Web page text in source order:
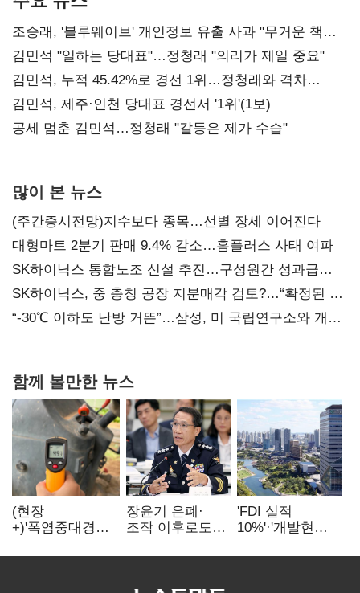
조승래, '블루웨이브' 개인정보 유출 사과 "무거운 책임
통감"
김민석 "일하는 당대표"…정청래 "의리가 제일 중요"
김민석, 누적 45.42%로 경선 1위…정청래와 격차
0.86%p(2보)
김민석, 제주·인천 당대표 경선서 '1위'(1보)
공세 멈춘 김민석…정청래 "갈등은 제가 수습"
많이 본 뉴스
(주간증시전망)지수보다 종목…선별 장세 이어진다
대형마트 2분기 판매 9.4% 감소…홈플러스 사태 여파
SK하이닉스 통합노조 신설 추진…구성원간 성과급
불만 확산
SK하이닉스, 중 충칭 공장 지분매각 검토?…“확정된 바
없어”
“-30℃ 이하도 난방 거뜬”…삼성, 미 국립연구소와 개발
함께 볼만한 뉴스
(현장
+)'폭염중대경보'
이주노동자는
장윤기 은폐·
조작 이후로도
내부비위…경찰
'FDI 실적
10%'·'개발현안
인천경제청장